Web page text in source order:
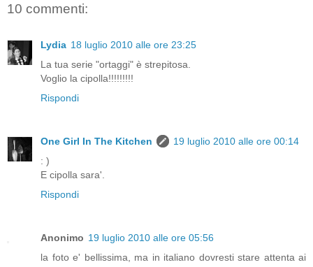
10 commenti:
Lydia 18 luglio 2010 alle ore 23:25
La tua serie "ortaggi" è strepitosa.
Voglio la cipolla!!!!!!!!!
Rispondi
One Girl In The Kitchen
19 luglio 2010 alle ore 00:14
: )
E cipolla sara'.
Rispondi
Anonimo 19 luglio 2010 alle ore 05:56
la foto e' bellissima, ma in italiano dovresti stare attenta ai